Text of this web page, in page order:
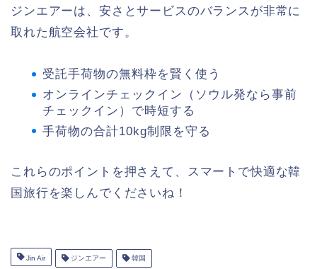
ジンエアーは、安さとサービスのバランスが非常に
取れた航空会社です。
受託手荷物の無料枠を賢く使う
オンラインチェックイン（ソウル発なら事前
チェックイン）で時短する
手荷物の合計10kg制限を守る
これらのポイントを押さえて、スマートで快適な韓
国旅行を楽しんでくださいね！
Jin Air ジンエアー 韓国